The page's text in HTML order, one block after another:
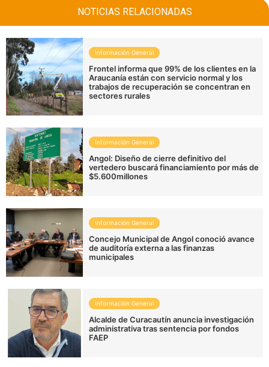
NOTICIAS RELACIONADAS
Información General
Frontel informa que 99% de los clientes en la
Araucanía están con servicio normal y los
trabajos de recuperación se concentran en
sectores rurales
Información General
Angol: Diseño de cierre definitivo del
vertedero buscará financiamiento por más de
$5.600millones
Información General
Concejo Municipal de Angol conoció avance
de auditoría externa a las finanzas
municipales
Información General
Alcalde de Curacautín anuncia investigación
administrativa tras sentencia por fondos
FAEP